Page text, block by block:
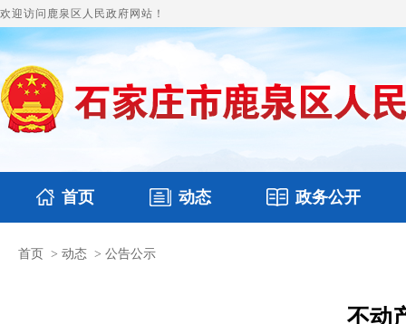
欢迎访问鹿泉区人民政府网站！
首页 动态
国务要闻
政务公开
本区文件
首页 > 动态 > 公告公示
不动